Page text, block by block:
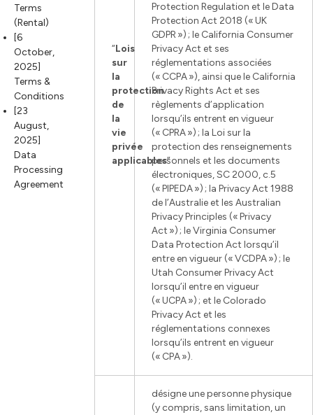
Terms
(Rental)
[6
October,
2025]
Terms &
Conditions
[23
August,
2025]
Data
Processing
Agreement
“Lois
sur
la
protection
de
la
vie
privée
applicables”
Protection Regulation et le Data
Protection Act 2018 (« UK
GDPR ») ; le California Consumer
Privacy Act et ses
réglementations associées
(« CCPA »), ainsi que le California
Privacy Rights Act et ses
règlements d’application
lorsqu’ils entrent en vigueur
(« CPRA ») ; la Loi sur la
protection des renseignements
personnels et les documents
électroniques, SC 2000, c.5
(« PIPEDA ») ; la Privacy Act 1988
de l’Australie et les Australian
Privacy Principles (« Privacy
Act ») ; le Virginia Consumer
Data Protection Act lorsqu’il
entre en vigueur (« VCDPA ») ; le
Utah Consumer Privacy Act
lorsqu’il entre en vigueur
(« UCPA ») ; et le Colorado
Privacy Act et les
réglementations connexes
lorsqu’ils entrent en vigueur
(« CPA »).
désigne une personne physique
(y compris, sans limitation, un